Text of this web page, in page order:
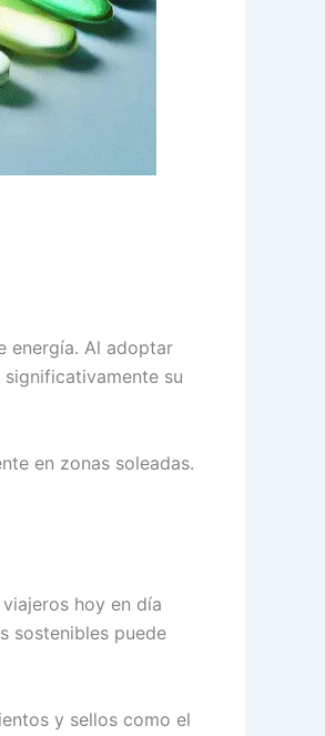
energía. Al adoptar
su
en zonas soleadas.
hoy en día
sostenibles puede
y sellos como el